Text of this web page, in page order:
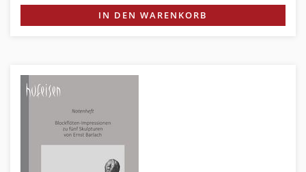
IN DEN WARENKORB